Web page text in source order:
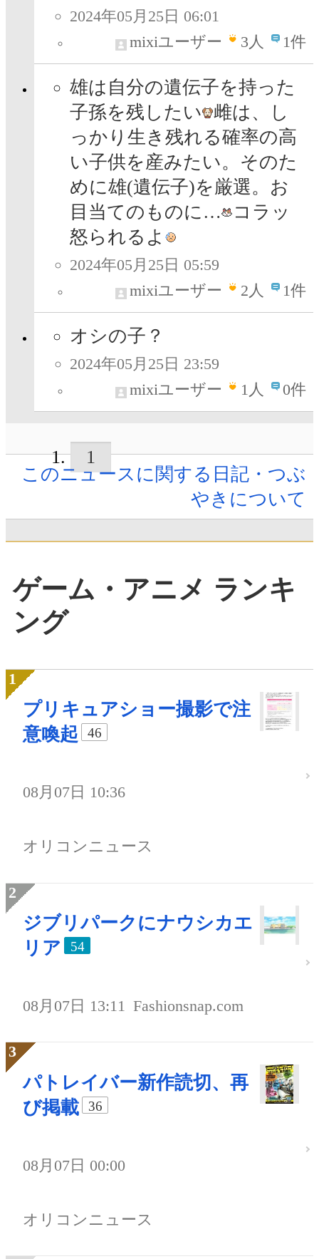
2024年05月25日 06:01
mixiユーザー
3人 1件
雄は自分の遺伝子を持った
子孫を残したい
雌は、し
っかり生き残れる確率の高
い子供を産みたい。そのた
めに雄(遺伝子)を厳選。お
目当てのものに…
コラッ
怒られるよ
2024年05月25日 05:59
mixiユーザー
2人 1件
オシの子？
2024年05月25日 23:59
mixiユーザー
1人 0件
1
このニュースに関する日記・つぶ
やきについて
ゲーム・アニメ ランキ
ング
プリキュアショー撮影で注
意喚起
46
08月07日 10:36
オリコンニュース
ジブリパークにナウシカエ
リア
54
08月07日 13:11 Fashionsnap.com
パトレイバー新作読切、再
び掲載
36
08月07日 00:00
オリコンニュース